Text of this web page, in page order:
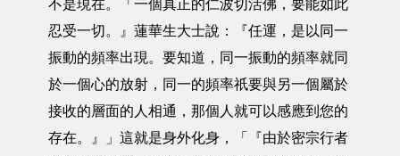
不是現在。「一個真正的仁波切活佛，要能如此
忍受一切。』蓮華生大士說：『任運，是以同一
振動的頻率出現。要知道，同一振動的頻率就同
於一個心的放射，同一的頻率祇要與另一個屬於
接收的層面的人相通，那個人就可以感應到您的
存在。』」這就是身外化身，「『由於密宗行者